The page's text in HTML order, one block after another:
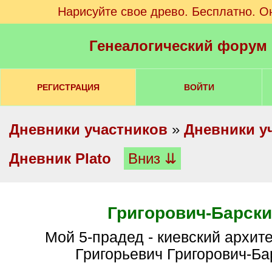
Нарисуйте свое древо. Бесплатно.
Генеалогический
РЕГИСТРАЦИЯ ВОЙТИ
Дневники участников » Дневники
Дневник Plato
Вниз ⇊
Григорович-
Мой 5-прадед - киевский архитектор Иван
Григорьевич Григорович-